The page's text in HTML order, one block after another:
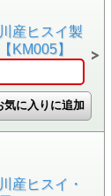
産ヒスイ製
KM005】
産ヒスイ・